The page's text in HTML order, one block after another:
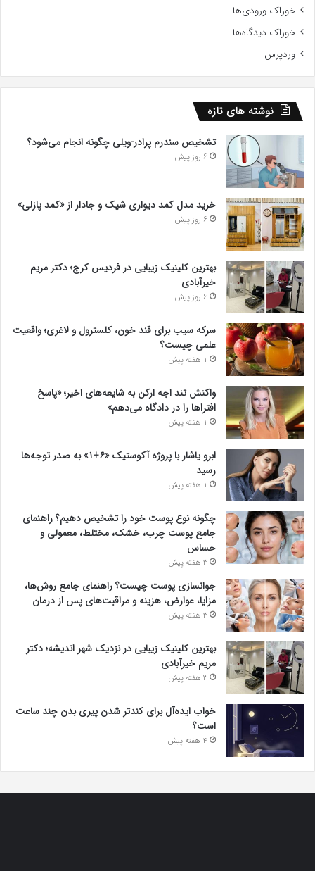
خوراک ورودی‌ها
خوراک دیدگاه‌ها
وردپرس
نوشته های تازه
تشخیص سندرم پرادر-ویلی چگونه انجام می‌شود؟
6 روز پیش
خرید مدل کمد دیواری شیک و جادار از «کمد پازلی»
6 روز پیش
بهترین کلینیک زیبایی در فردیس کرج؛ دکتر مریم
خیرآبادی
6 روز پیش
سرکه سیب برای قند خون، کلسترول و لاغری؛ واقعیت
علمی چیست؟
1 هفته پیش
واکنش تند اجه ارکن به شایعه‌های اخیر؛ «پاسخ
افتراها را در دادگاه می‌دهم»
1 هفته پیش
ابرو یاشار با پروژه آکوستیک «۶+۱» به صدر توجه‌ها
رسید
1 هفته پیش
چگونه نوع پوست خود را تشخیص دهیم؟ راهنمای
جامع پوست چرب، خشک، مختلط، معمولی و
حساس
3 هفته پیش
جوانسازی پوست چیست؟ راهنمای جامع روش‌ها،
مزایا، عوارض، هزینه و مراقبت‌های پس از درمان
3 هفته پیش
بهترین کلینیک زیبایی در نزدیک شهر اندیشه؛ دکتر
مریم خیرآبادی
3 هفته پیش
خواب ایده‌آل برای کندتر شدن پیری بدن چند ساعت
است؟
4 هفته پیش